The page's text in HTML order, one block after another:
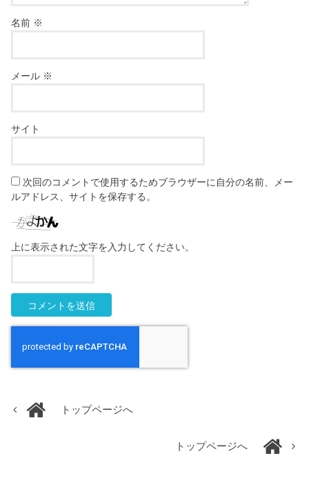
名前 ※
メール ※
サイト
次回のコメントで使用するためブラウザーに自分の名前、メー
ルアドレス、サイトを保存する。
上に表示された文字を入力してください。
トップページへ
トップページへ